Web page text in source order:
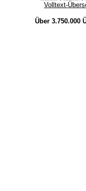
Volltext-
Über 3.750.000